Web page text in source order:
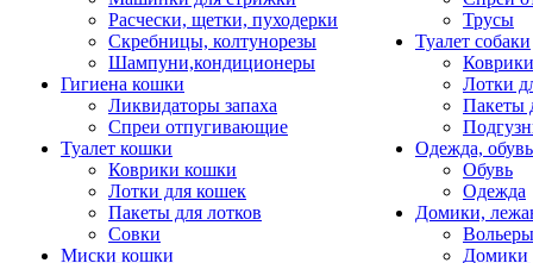
Расчески, щетки, пуходерки
Скребницы, колтунорезы
Шампуни,кондиционеры
Гигиена кошки
Ликвидаторы запаха
Спреи отпугивающие
Туалет кошки
Коврики кошки
Лотки для кошек
Пакеты для лотков
Совки
Миски кошки
Трусы
Туалет собаки
Коврики
Лотки
Пакеты
Одежда, обувь
Обувь
Одежда
Домики,
Домики